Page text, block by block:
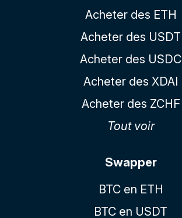
Acheter des ETH
Acheter des USDT
Acheter des USDC
Acheter des XDAI
Acheter des ZCHF
Tout voir
Swapper
BTC en ETH
BTC en USDT